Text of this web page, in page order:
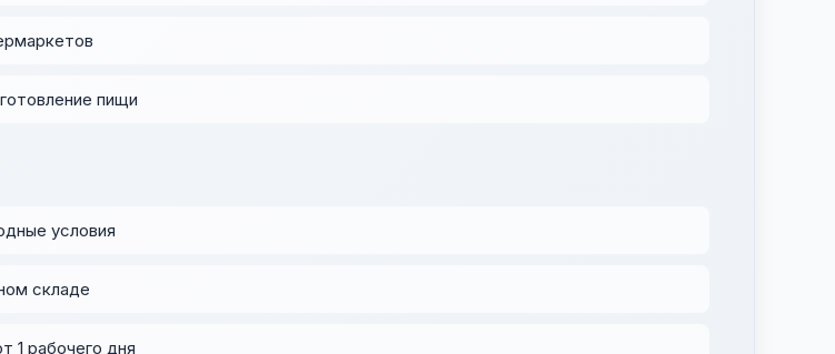
пищи
условия
складе
1 рабочего дня